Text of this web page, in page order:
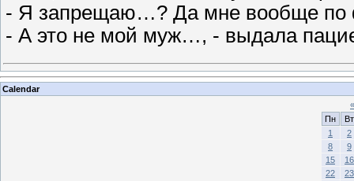
- Я запрещаю…? Да мне вообще
- А это не мой муж…, - выдала
Calendar
«
Пн
Вт
1
2
8
9
15
16
22
23